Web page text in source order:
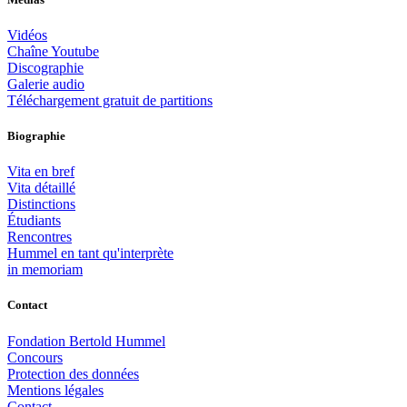
Vidéos
Chaîne Youtube
Discographie
Galerie audio
Téléchargement gratuit de partitions
Biographie
Vita en bref
Vita détaillé
Distinctions
Étudiants
Rencontres
Hummel en tant qu'interprète
in memoriam
Contact
Fondation Bertold Hummel
Concours
Protection des données
Mentions légales